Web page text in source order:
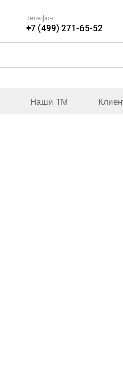
Телефон:
+7 (499) 271-65-52
Наши ТМ